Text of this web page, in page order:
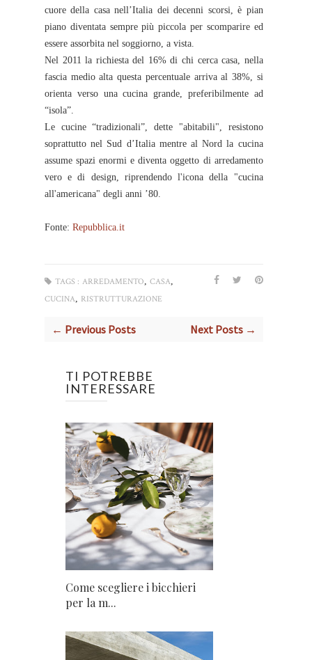
cuore della casa nell’Italia dei decenni scorsi, è pian
piano diventata sempre più piccola per scomparire ed
essere assorbita nel soggiorno, a vista.
Nel 2011 la richiesta del 16% di chi cerca casa, nella
fascia medio alta questa percentuale arriva al 38%, si
orienta verso una cucina grande, preferibilmente ad
“isola”.
Le cucine “tradizionali”, dette "abitabili", resistono
soprattutto nel Sud d’Italia mentre al Nord la cucina
assume spazi enormi e diventa oggetto di arredamento
vero e di design, riprendendo l'icona della "cucina
all'americana" degli anni ’80.
Fonte: Repubblica.it
TAGS : ARREDAMENTO, CASA,
CUCINA, RISTRUTTURAZIONE
← Previous Posts Next Posts →
TI POTREBBE
INTERESSARE
Come scegliere i bicchieri
per la m...